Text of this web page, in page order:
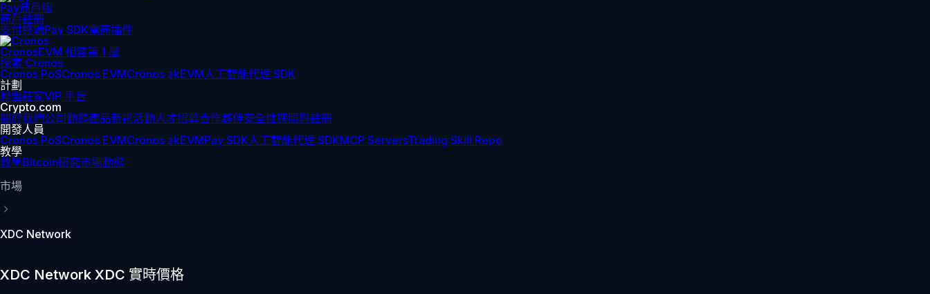
Pay商戶版
商戶註冊
支付終端Pay SDK電商插件
CronosEVM 相容第 1 層
探索 Cronos
Cronos PoSCronos EVMCronos zkEVM人工智能代理 SDK
計劃
聯盟莊家VIP 平台
Crypto.com
關於我們公司動態產品新訊活動人才招募合作夥伴安全性牌照與註冊
開發人員
Cronos PoSCronos EVMCronos zkEVMPay SDK人工智能代理 SDKMCP ServersTrading Skill Repo
教學
教學Bitcoin研究市場動態
市場
XDC Network
XDC Network XDC 實時價格